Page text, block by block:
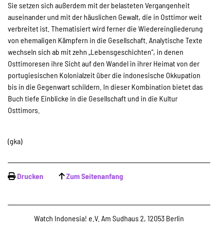
SPENDEN
Über uns
Transparenz
english
Indonesian
Sie setzen sich außerdem mit der belasteten Vergangenheit
auseinander und mit der häuslichen Gewalt, die in Osttimor weit
verbreitet ist. Thematisiert wird ferner die Wiedereingliederung
von ehemaligen Kämpfern in die Gesellschaft. Analytische Texte
wechseln sich ab mit zehn „Lebensgeschichten“, in denen
Osttimoresen ihre Sicht auf den Wandel in ihrer Heimat von der
portugiesischen Kolonialzeit über die indonesische Okkupation
bis in die Gegenwart schildern. In dieser Kombination bietet das
Buch tiefe Einblicke in die Gesellschaft und in die Kultur
Osttimors.
(gka)
Drucken Zum Seitenanfang
Watch Indonesia! e.V. Am Sudhaus 2, 12053 Berlin